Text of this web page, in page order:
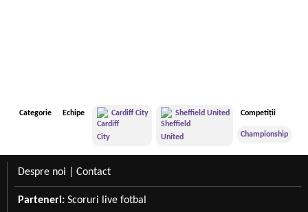
Categorie Echipe Cardiff City Sheffield United Competiții
Championship
Despre noi Contact
Parteneri: Scoruri live fotbal